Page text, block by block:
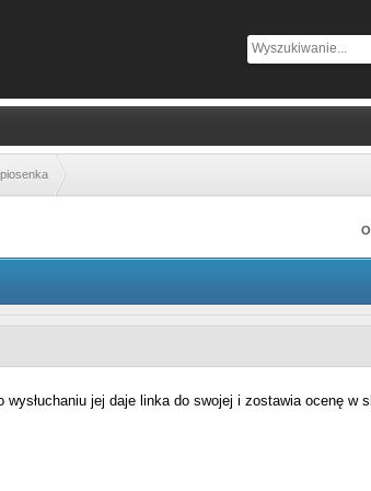
jej daje linka do swojej i zostawia ocenę w